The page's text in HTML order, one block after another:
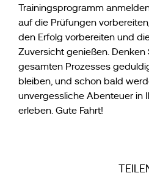
Trainingsprogramm
auf die Prüfungen
den Erfolg vorbereiten und
Zuversicht genießen.
gesamten Prozesses
bleiben, und schon bald
unvergessliche Abenteuer in
erleben. Gute Fahrt!